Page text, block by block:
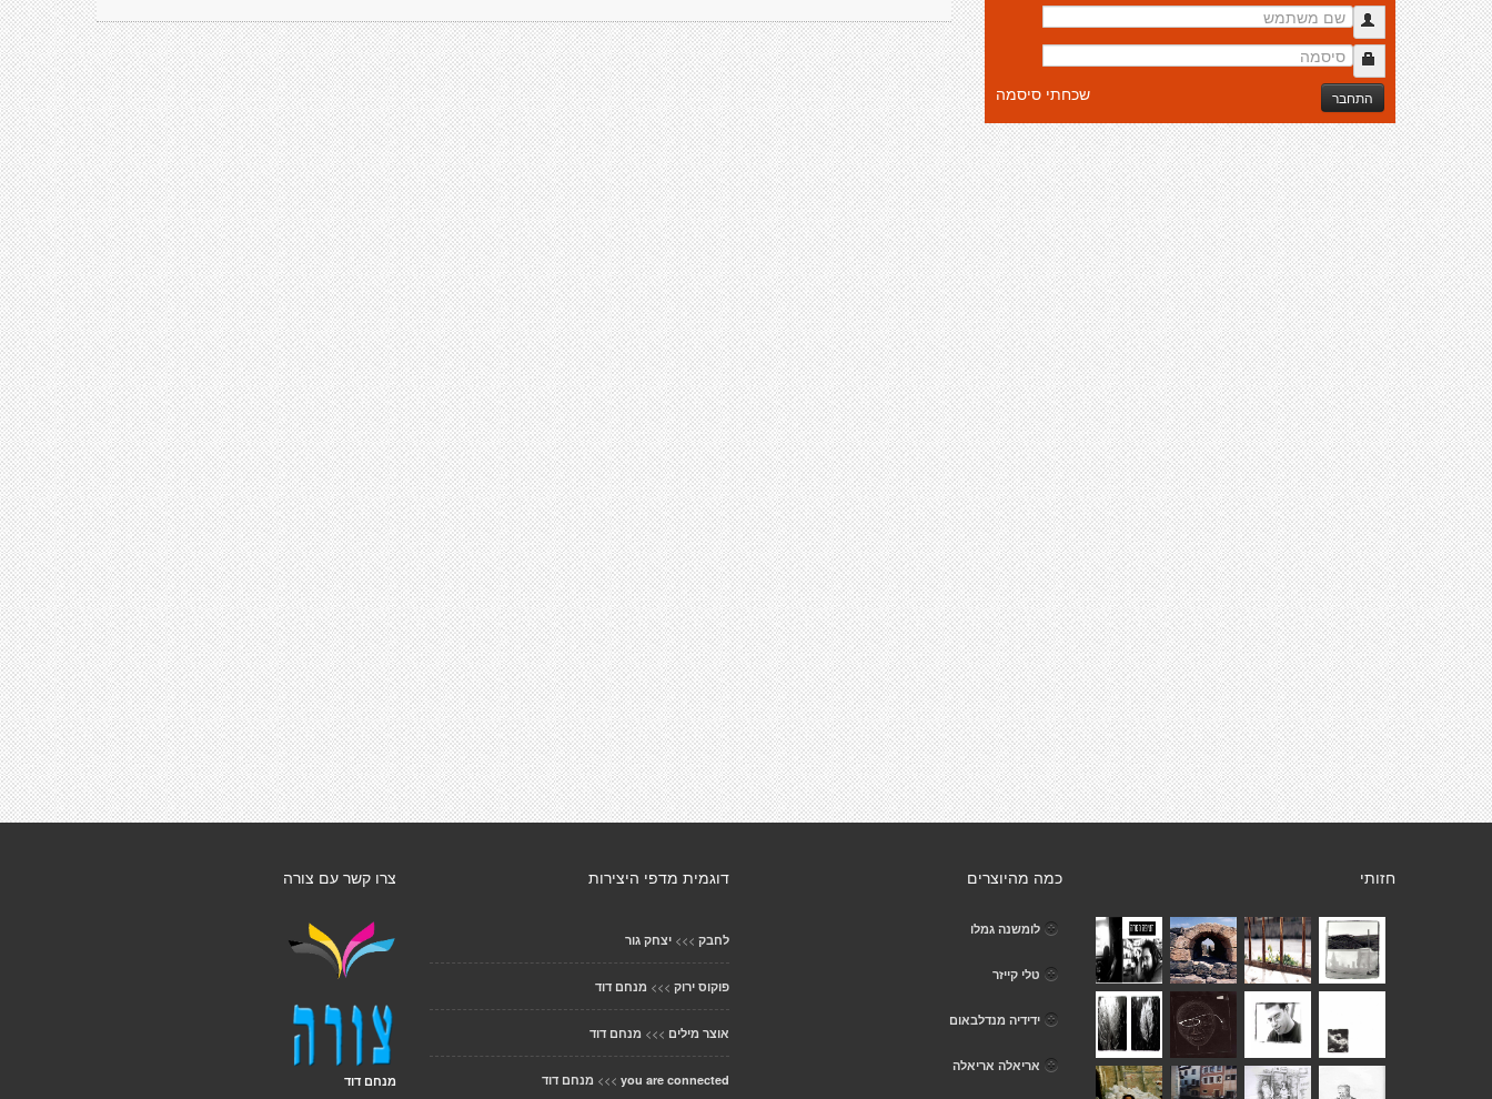
התחבר שכחתי סיסמה
צרו קשר עם צורה
מנחם דוד
דוגמית מדפי היצירות
לחבק >>> יצחק גור
פוקוס ירוק >>> מנחם דוד
אוצר מילים >>> מנחם דוד
you are connected
>>> מנחם דוד
כמה מהיוצרים
לומשנה גמלו
טלי קייזר
ידידיה מנדלבאום
אריאלה אריאלה
חזותי